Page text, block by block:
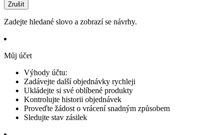
Zrušit
Zadejte hledané slovo a zobrazí se návrhy.
Můj účet
Výhody účtu:
Zadávejte další objednávky rychleji
Ukládejte si své oblíbené produkty
Kontrolujte historii objednávek
Proveďte žádost o vrácení snadným způsobem
Sledujte stav zásilek